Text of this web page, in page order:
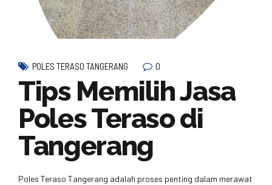
POLES TERASO TANGERANG 0
Tips Memilih Jasa
Poles Teraso di
Tangerang
Poles Teraso Tangerang adalah proses penting dalam merawat